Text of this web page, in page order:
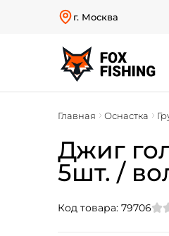
г. Москва
Главная Оснастка
Джиг
5шт. /
Код товара: 79706